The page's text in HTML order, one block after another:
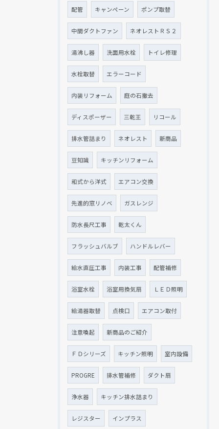
配管 キャンペーン ポンプ取替
中間ダクトファン ネオレストＲＳ２
湯沸し器 洗面用水栓 トイレ修理
水栓取替 エラーコード
内装リフォーム 庭の石撤去
ディスポーザー 三乾王 リコール
排水管詰まり ネオレスト 新商品
豆知識 キッチンリフォーム
和式から洋式 エアコン交換
先進的窓リノベ ガスレンジ
防水長尺工事 乾太くん
フラッシュバルブ ハンドルレバー
給水直圧工事 内装工事 配管補修
浴室水栓 浴室用換気扇 ＬＥＤ照明
給湯器取替 点検口 エアコン取付
注意喚起 新商品のご紹介
ＦＤシリーズ キッチン照明 室内設備
PROGRE 排水管補修 ダクト扇
浄水器 キッチン排水詰まり
レジスター インプラス